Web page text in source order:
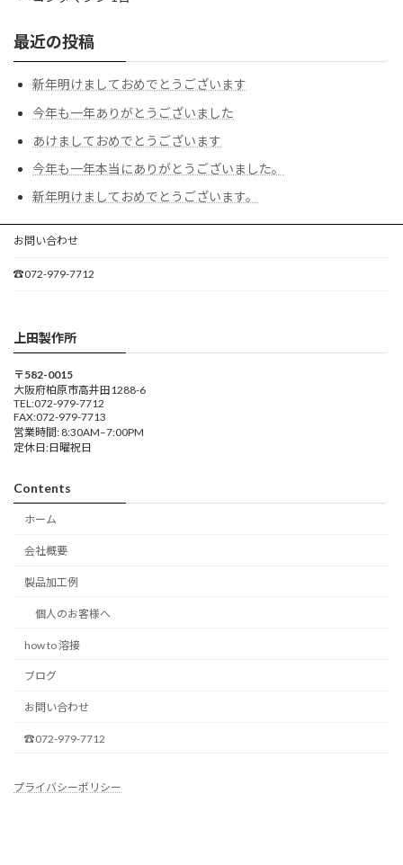
最近の投稿
新年明けましておめでとうございます
今年も一年ありがとうございました
あけましておめでとうございます
今年も一年本当にありがとうございました。
新年明けましておめでとうございます。
お問い合わせ
☎072-979-7712
上田製作所
〒582-0015
大阪府柏原市高井田1288-6
TEL:072-979-7712
FAX:072-979-7713
営業時間: 8:30AM–7:00PM
定休日:日曜祝日
Contents
ホーム
会社概要
製品加工例
個人のお客様へ
how to 溶接
ブログ
お問い合わせ
☎072-979-7712
プライバシーポリシー